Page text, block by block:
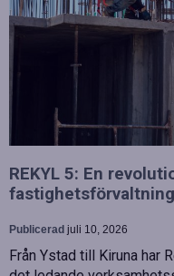
REKYL 5: En
fastighetsförvaltning
Publicerad juli 10, 2026
Från Ystad till Kiruna har